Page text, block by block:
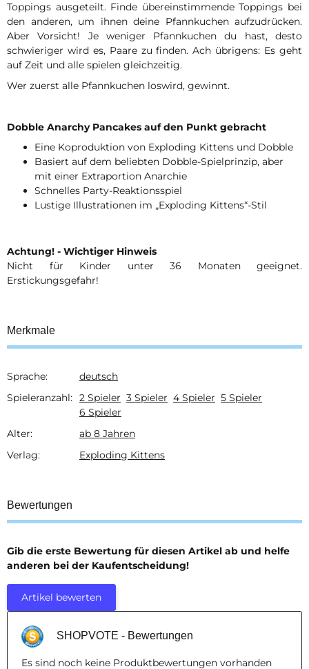
Toppings ausgeteilt. Finde übereinstimmende Toppings bei
den anderen, um ihnen deine Pfannkuchen aufzudrücken.
Aber Vorsicht! Je weniger Pfannkuchen du hast, desto
schwieriger wird es, Paare zu finden. Ach übrigens: Es geht
auf Zeit und alle spielen gleichzeitig.
Wer zuerst alle Pfannkuchen loswird, gewinnt.
Dobble Anarchy Pancakes auf den Punkt gebracht
Eine Koproduktion von Exploding Kittens und Dobble
Basiert auf dem beliebten Dobble-Spielprinzip, aber
mit einer Extraportion Anarchie
Schnelles Party-Reaktionsspiel
Lustige Illustrationen im „Exploding Kittens“-Stil
Achtung! - Wichtiger Hinweis
Nicht für Kinder unter 36 Monaten geeignet.
Erstickungsgefahr!
Merkmale
Produkteigenschaft
Wert
Sprache:
deutsch
Spieleranzahl: 2 Spieler 3 Spieler 4 Spieler 5 Spieler
6 Spieler
Alter:
ab 8 Jahren
Verlag:
Exploding Kittens
Bewertungen
Gib die erste Bewertung für diesen Artikel ab und helfe
anderen bei der Kaufentscheidung!
Artikel bewerten
SHOPVOTE - Bewertungen
Es sind noch keine Produktbewertungen vorhanden